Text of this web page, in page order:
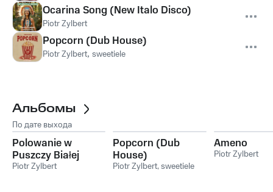
Ocarina Song (New Italo Disco)
Piotr Zylbert
Popcorn (Dub House)
Piotr Zylbert, sweetiele
Альбомы
По дате выхода
Polowanie w
Puszczy Białej
Piotr Zylbert
Popcorn (Dub
House)
Piotr Zylbert,sweetiele
Ameno
Piotr Zylbert